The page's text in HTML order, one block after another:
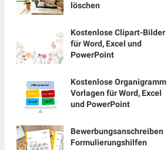
löschen
Kostenlose Clipart-Bilder
für Word, Excel und
PowerPoint
Kostenlose Organigramm
Vorlagen für Word, Excel
und PowerPoint
Bewerbungsanschreiben
Formulierungshilfen